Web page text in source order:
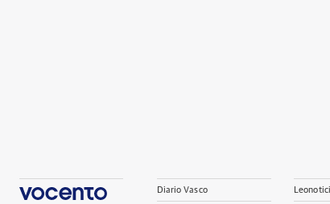
Diario Vasco